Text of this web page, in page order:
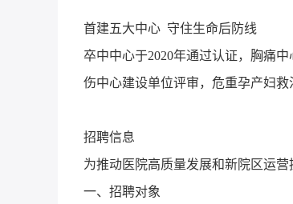
首建五大中心 守住生命后防线
卒中中心于2020年通过认证，胸痛
伤中心建设单位评审，危重孕产妇
招聘信息
为推动医院高质量发展和新院区运
一、招聘对象